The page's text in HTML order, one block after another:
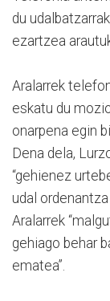
du
ezartzea
Aralarrek
eskatu du
onarpena egin
Dena dela,
“gehienez
udal
Aralarrek
gehiago behar
ematea”.